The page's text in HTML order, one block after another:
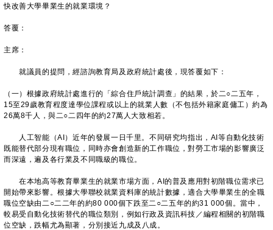
快改善大學畢業生的就業環境？
答覆：
主席：
就議員的提問，經諮詢教育局及政府統計處後，現答覆如下：
（一）根據政府統計處進行的「綜合住戶統計調查」的結果，於二○二五年，
15至29歲教育程度達學位課程或以上的就業人數（不包括外籍家庭傭工）約為
26萬8千人，與二○二四年的約27萬人大致相若。
人工智能（AI）近年的發展一日千里。不同研究均指出，AI等自動化技術
既能替代部分現有職位，同時亦會創造新的工作職位，對勞工市場的影響廣泛
而深遠，遍及各行業及不同職級的職位。
在本地高等教育畢業生的就業市場方面，AI的普及應用對初階職位需求已
開始帶來影響。根據大學聯校就業資料庫的統計數據，適合大學畢業生的全職
職位空缺由二○二二年的約80 000個下跌至二○二五年的約31 000個。當中，
較易受自動化技術替代的職位類別，例如行政及資訊科技／編程相關的初階職
位空缺，跌幅尤為顯著，分別接近九成及八成。